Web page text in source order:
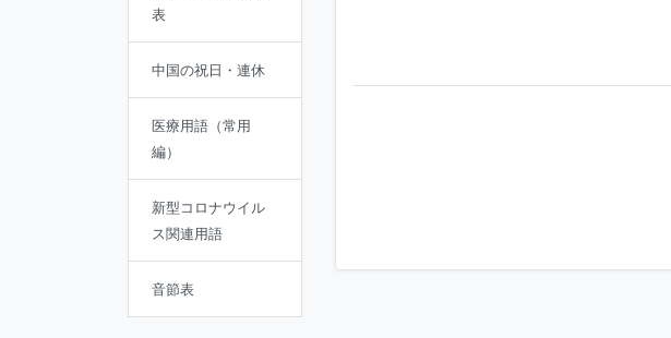
表
中国の祝日・連休
医療用語（常用
編）
新型コロナウイル
ス関連用語
音節表